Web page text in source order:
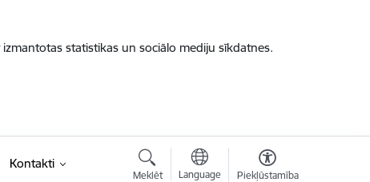
statistikas un sociālo mediju sīkdatnes.
saite)
Kontakti
Meklēt Language Piekļūstamība